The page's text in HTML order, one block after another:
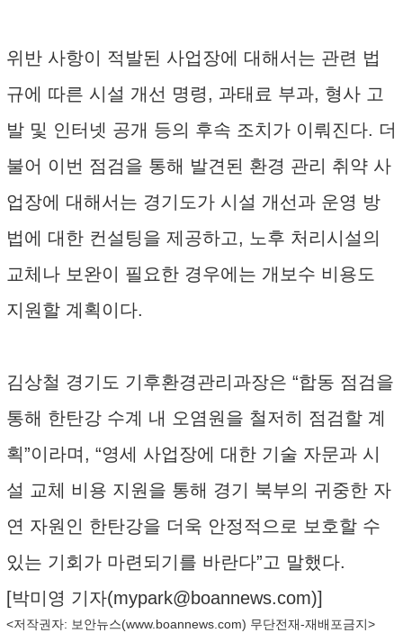
위반 사항이 적발된 사업장에 대해서는 관련 법
규에 따른 시설 개선 명령, 과태료 부과, 형사 고
발 및 인터넷 공개 등의 후속 조치가 이뤄진다. 더
불어 이번 점검을 통해 발견된 환경 관리 취약 사
업장에 대해서는 경기도가 시설 개선과 운영 방
법에 대한 컨설팅을 제공하고, 노후 처리시설의
교체나 보완이 필요한 경우에는 개보수 비용도
지원할 계획이다.
김상철 경기도 기후환경관리과장은 “합동 점검을
통해 한탄강 수계 내 오염원을 철저히 점검할 계
획”이라며, “영세 사업장에 대한 기술 자문과 시
설 교체 비용 지원을 통해 경기 북부의 귀중한 자
연 자원인 한탄강을 더욱 안정적으로 보호할 수
있는 기회가 마련되기를 바란다”고 말했다.
[박미영 기자(mypark@boannews.com)]
<저작권자: 보안뉴스(www.boannews.com) 무단전재-재배포금지>